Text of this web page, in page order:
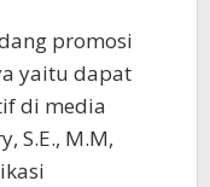
promosi
yaitu dapat
di media
S.E., M.M,